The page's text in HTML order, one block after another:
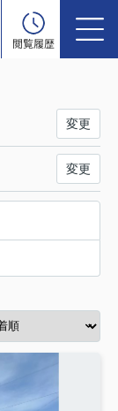
閲覧履歴
変更
変更